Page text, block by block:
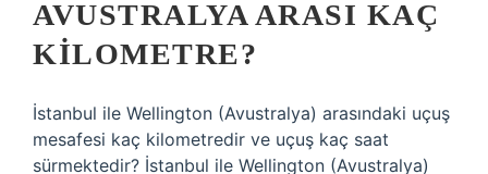
AVUSTRALYA ARASI KAÇ
KILOMETRE?
İstanbul ile Wellington (Avustralya) arasındaki uçuş
mesafesi kaç kilometredir ve uçuş kaç saat
sürmektedir? İstanbul ile Wellington (Avustralya)